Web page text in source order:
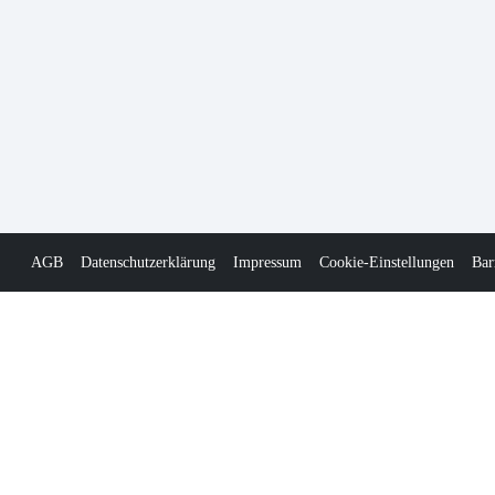
AGB Datenschutzerklärung Impressum Cookie-Einstellungen